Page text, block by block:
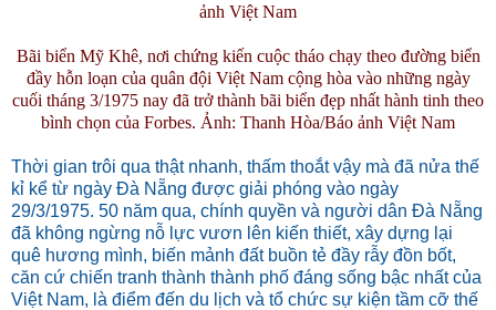
ảnh Việt Nam
Bãi biển Mỹ Khê, nơi chứng kiến cuộc tháo chạy theo đường biển
đầy hỗn loạn của quân đội Việt Nam cộng hòa vào những ngày
cuối tháng 3/1975 nay đã trở thành bãi biển đẹp nhất hành tinh theo
bình chọn của Forbes. Ảnh: Thanh Hòa/Báo ảnh Việt Nam
Thời gian trôi qua thật nhanh, thấm thoắt vậy mà đã nửa thế
kỉ kể từ ngày Đà Nẵng được giải phóng vào ngày
29/3/1975. 50 năm qua, chính quyền và người dân Đà Nẵng
đã không ngừng nỗ lực vươn lên kiến thiết, xây dựng lại
quê hương mình, biến mảnh đất buồn tẻ đầy rẫy đồn bốt,
căn cứ chiến tranh thành thành phố đáng sống bậc nhất của
Việt Nam, là điểm đến du lịch và tổ chức sự kiện tầm cỡ thế